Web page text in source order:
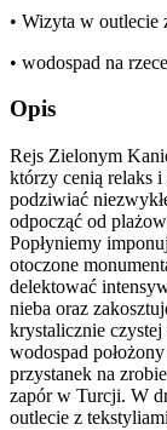
• Wizyta w outlecie
• wodospad na
Opis
Rejs Zielonym
którzy cenią relaks
podziwiać
odpocząć od
Popłyniemy
otoczone
delektować
nieba oraz
krystalicznie
wodospad
przystanek na
zapór w Turcji. W
outlecie z